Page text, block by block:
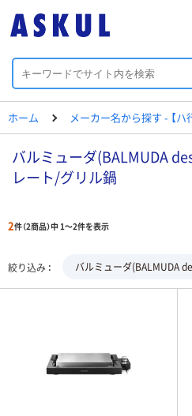
ホーム メーカー名から探す - 【ハ
バルミューダ(BALMUDA
レート/グリル鍋
2件（2商品）中 1～2件を表示
絞り込み バルミューダ(BALMUDA